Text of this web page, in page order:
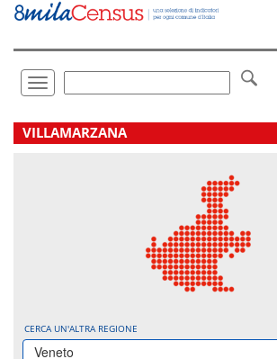
Vai
direttamente
Toggle
navigation
.
VILLAMARZANA
CERCA UN'ALTRA REGIONE
Veneto